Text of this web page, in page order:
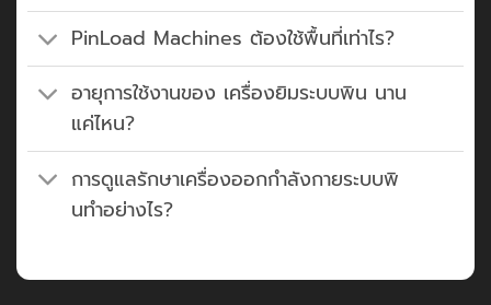
PinLoad Machines ต้องใช้พื้นที่เท่าไร?
อายุการใช้งานของ เครื่องยิมระบบพิน นาน
แค่ไหน?
การดูแลรักษาเครื่องออกกำลังกายระบบพิ
นทำอย่างไร?